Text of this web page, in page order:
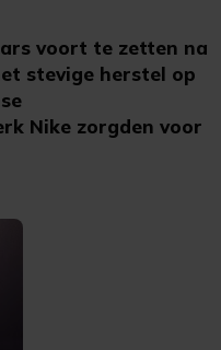
voort te zetten na
stevige herstel op
Nike zorgden voor